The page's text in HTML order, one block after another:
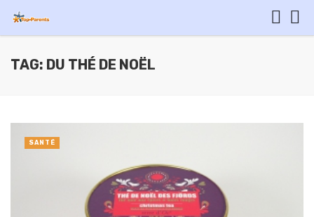
TAG: DU THÉ DE NOËL
SANTÉ